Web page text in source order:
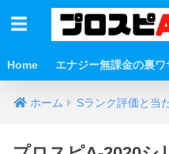
Home エナジー無課金の裏ワ
ホーム Sランク評価と当